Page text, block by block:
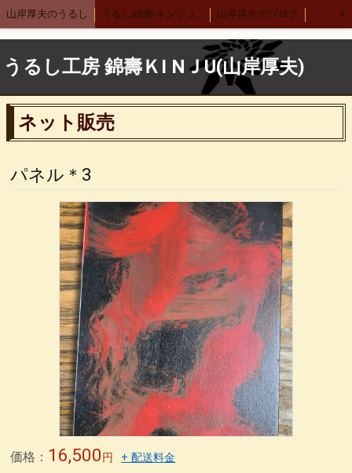
山岸厚夫のうるし うるし錦壽(キンジュ)越前店 山岸厚夫のブログ
まり汁椀 木製刷毛根来汁椀 渕布汁椀 刷毛多用椀
渕布多用椀 箸 舟形鉢 サーバースプーン
細口カレースプーン レンゲ 布張りデザートスプーン 刷毛根来
木合 羽反汁椀 刷毛根来
荒挽 煮物椀 7寸盛り皿
木製仙才汁椀 応量器 木合 応量器 丸盆 古代根来 合鹿椀
木合 丸盆 古代根来 木合 5.5丼 古代根来 木合 尺１会席膳
中野武さんとの出会い 小泉武夫先生との出会い
中田英寿さんとの出会い 漆ペンダント 後藤靖子さん
無印良品カレンダー 箱根やまぼうし 特定商取引法表記
無印良品青山店へ 森先生 冨田勲さん 東京画廊の山本孝さん
荒井修さん 朱 合鹿椀 パネル パネル2
パネル＊7 パネル＊9 パネル＊11 パネル＊15
荒彫根来 小鉢 荒挽根来銘々皿 荒彫根来 吸物椀
根来塗り 抹茶椀 タメ合鹿椀 金刷毛
»
うるし工房 錦壽ＫI NＪU(山岸厚夫)
ネット販売
パネル＊3
価格： 16,500円 + 配送料金